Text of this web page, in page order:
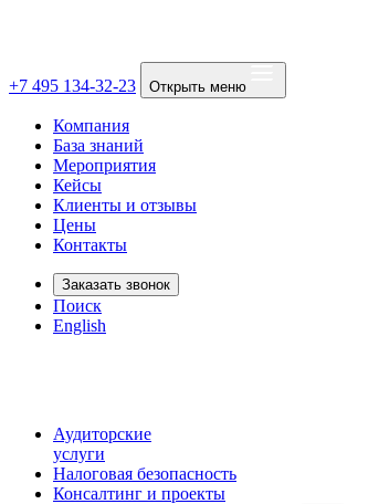
+7 495 134-32-23 Открыть меню
Компания
База знаний
Мероприятия
Кейсы
Клиенты и отзывы
Цены
Контакты
Заказать звонок
Поиск
English
Аудиторские
услуги
Налоговая безопасность
Консалтинг и проекты